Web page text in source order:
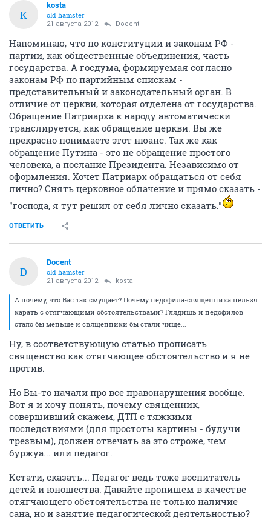
K
kosta
old hamster
21 августа 2012 Docent
Напоминаю, что по конституции и законам РФ -
партии, как общественные объединения, часть
государства. А госдума, формируемая согласно
законам РФ по партийным спискам -
представительный и законодательный орган. В
отличие от церкви, которая отделена от государства.
Обращение Патриарха к народу автоматически
транслируется, как обращение церкви. Вы же
прекрасно понимаете этот нюанс. Так же как
обращение Путина - это не обращение простого
человека, а послание Президента. Независимо от
оформления. Хочет Патриарх обращаться от себя
лично? Снять церковное облачение и прямо сказать -
"господа, я тут решил от себя лично сказать."
ОТВЕТИТЬ
D
Docent
old hamster
21 августа 2012 kosta
А почему, что Вас так смущает? Почему педофила-священника нельзя
карать с отягчающими обстоятельствами? Глядишь и педофилов
стало бы меньше и священники бы стали чище...
Ну, в соответствующую статью прописать
священство как отягчающее обстоятельство и я не
против.
Но Вы-то начали про все правонарушения вообще.
Вот я и хочу понять, почему священник,
совершивший скажем, ДТП с тяжкими
последствиями (для простоты картины - будучи
трезвым), должен отвечать за это строже, чем
буржуа... или педагог.
Кстати, сказать... Педагог ведь тоже воспитатель
детей и юношества. Давайте пропишем в качестве
отягчающего обстоятельства не только наличие
сана, но и занятие педагогической деятельностью?